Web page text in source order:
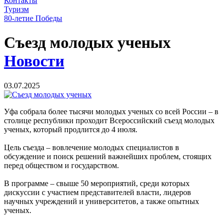
Туризм
80-летие Победы
Съезд молодых ученых
Новости
03.07.2025
Уфа собрала более тысячи молодых ученых со всей России – в
столице республики проходит Всероссийский съезд молодых
ученых, который продлится до 4 июля.
Цель съезда – вовлечение молодых специалистов в
обсуждение и поиск решений важнейших проблем, стоящих
перед обществом и государством.
В программе – свыше 50 мероприятий, среди которых
дискуссии с участием представителей власти, лидеров
научных учреждений и университетов, а также опытных
ученых.